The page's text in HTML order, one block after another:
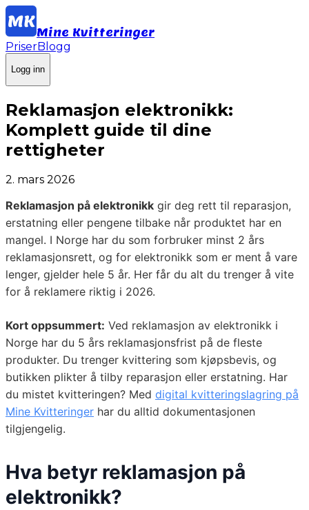
Mine Kvitteringer
PriserBlogg
Logg inn
Reklamasjon elektronikk:
Komplett guide til dine
rettigheter
2. mars 2026
Reklamasjon på elektronikk gir deg rett til reparasjon,
erstatning eller pengene tilbake når produktet har en
mangel. I Norge har du som forbruker minst 2 års
reklamasjonsrett, og for elektronikk som er ment å vare
lenger, gjelder hele 5 år. Her får du alt du trenger å vite
for å reklamere riktig i 2026.
Kort oppsummert: Ved reklamasjon av elektronikk i
Norge har du 5 års reklamasjonsfrist på de fleste
produkter. Du trenger kvittering som kjøpsbevis, og
butikken plikter å tilby reparasjon eller erstatning. Har
du mistet kvitteringen? Med digital kvitteringslagring på
Mine Kvitteringer har du alltid dokumentasjonen
tilgjengelig.
Hva betyr reklamasjon på
elektronikk?